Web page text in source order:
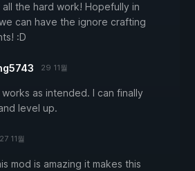
the hard work! Hopefully in
can have the ignore crafting
:D
29 11월
as intended. I can finally
level up.
27 11월
mod is amazing it makes this